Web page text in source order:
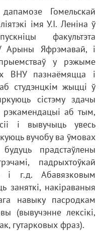
Гомельскай
імя У.І. Леніна ў
факультэта
Яфрэмавай, і
у рэжыме
ВНУ пазнаёмяцца і
студэнцкім жыцці ў
сістэму здачы
рэкамендацыі аб тым,
і вывучыць увесь
вучобу ва ўмовах
прадстаўлены
падрыхтоўкай
і г.д. Абавязковым
заняткі, накіраваныя
навыку пасродкам
(вывучэнне лексікі,
гутарковых фраз).